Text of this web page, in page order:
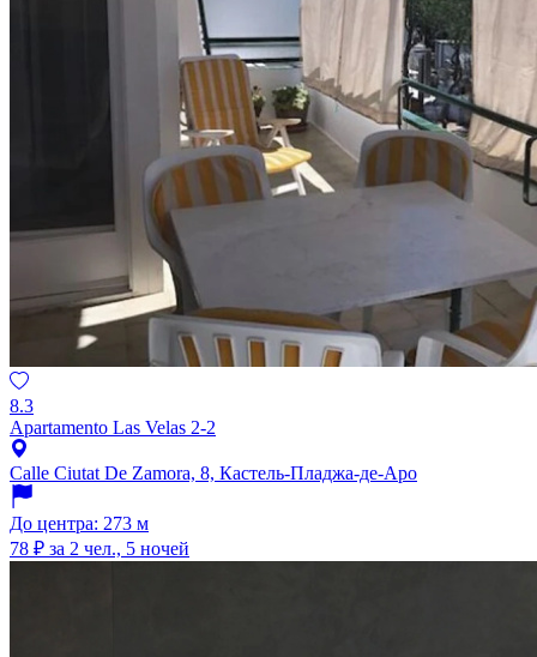
8.3
Apartamento Las Velas 2-2
Calle Ciutat De Zamora, 8, Кастель-Пладжа-де-Аро
До центра: 273 м
78 ₽ за 2 чел., 5 ночей